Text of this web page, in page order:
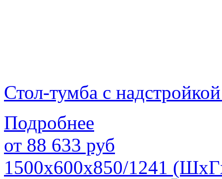
Стол-тумба с
Подробнее
от 88 633 руб
1500х600х850/1241